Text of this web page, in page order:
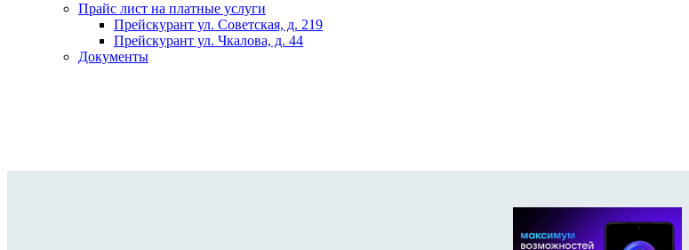
Прайс лист на платные услуги
Прейскурант ул. Советская, д. 219
Прейскурант ул. Чкалова, д. 44
Документы